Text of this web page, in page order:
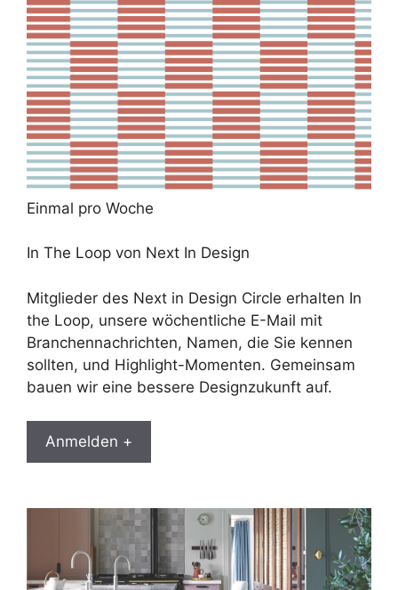
Einmal pro Woche
In The Loop von Next In Design
Mitglieder des Next in Design Circle erhalten In
the Loop, unsere wöchentliche E-Mail mit
Branchennachrichten, Namen, die Sie kennen
sollten, und Highlight-Momenten. Gemeinsam
bauen wir eine bessere Designzukunft auf.
Anmelden +